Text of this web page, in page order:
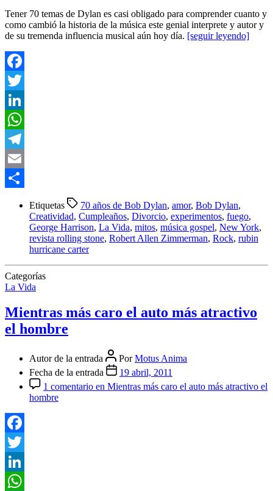
Tener 70 temas de Dylan es casi obligado para comprender cuanto y
como cambió la historia de la música este genial interprete y autor y
de su tremenda influencia musical aún hoy día. [seguir leyendo]
Facebook
Twitter
LinkedIn
WhatsApp
Telegram
Email
Etiquetas 70 años de Bob Dylan, amor, Bob Dylan,
Creatividad, Cumpleaños, Divorcio, experimentos, fuego,
George Harrison, La Vida, mitos, música gospel, New York,
revista rolling stone, Robert Allen Zimmerman, Rock, rubin
hurricane carter
Categorías
La Vida
Mientras más caro el auto más atractivo
el hombre
Autor de la entrada PorMotus Anima
Fecha de la entrada
19 abril, 2011
1 comentario en Mientras más caro el auto más atractivo el
hombre
Facebook
Twitter
LinkedIn